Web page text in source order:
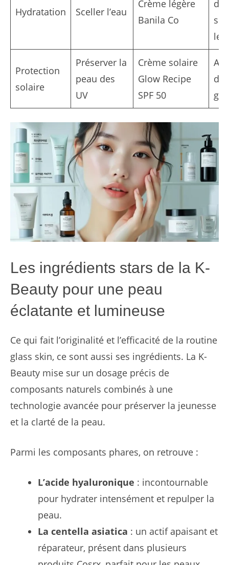
Hydratation Sceller l’eau
Crème légère
Banila Co
le
Protection
solaire
Préserver la
peau des
UV
Crème solaire
Glow Recipe
SPF 50
Les ingrédients stars de la K-
Beauty pour une peau
éclatante et lumineuse
Ce qui fait l’originalité et l’efficacité de la routine
glass skin, ce sont aussi ses ingrédients. La K-
Beauty mise sur un dosage précis de
composants naturels combinés à une
technologie avancée pour préserver la jeunesse
et la clarté de la peau.
Parmi les composants phares, on retrouve :
L’acide hyaluronique : incontournable
pour hydrater intensément et repulper la
peau.
La centella asiatica : un actif apaisant et
réparateur, présent dans plusieurs